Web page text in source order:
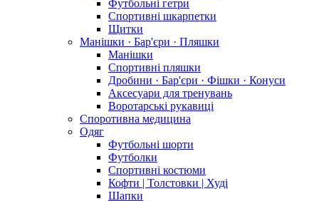
Футбольні гетри
Спортивні шкарпетки
Щитки
Манішки · Бар'єри · Пляшки
Манішки
Спортивні пляшки
Дробини · Бар'єри · Фішки · Конуси
Аксесуари для тренувань
Воротарські рукавиці
Споротивна медицина
Одяг
Футбольні шорти
Футболки
Спортивні костюми
Кофти | Толстовки | Худі
Шапки